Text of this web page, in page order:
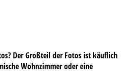
Der Großteil der Fotos ist käuflich
Wohnzimmer oder eine